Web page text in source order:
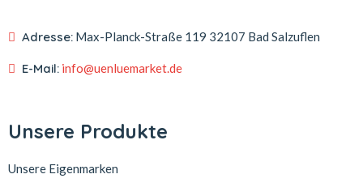
Adresse: Max-Planck-Straße 119 32107 Bad Salzuflen
E-Mail: info@uenluemarket.de
Unsere Produkte
Unsere Eigenmarken